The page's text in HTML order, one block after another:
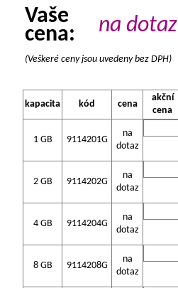
Vaše
cena:
na dotaz
(Veškeré ceny jsou uvedeny bez DPH)
kapacita kód cena
akční
cena
1 GB 9114201G
na
dotaz
2 GB 9114202G
na
dotaz
4 GB 9114204G
na
dotaz
8 GB 9114208G
na
dotaz